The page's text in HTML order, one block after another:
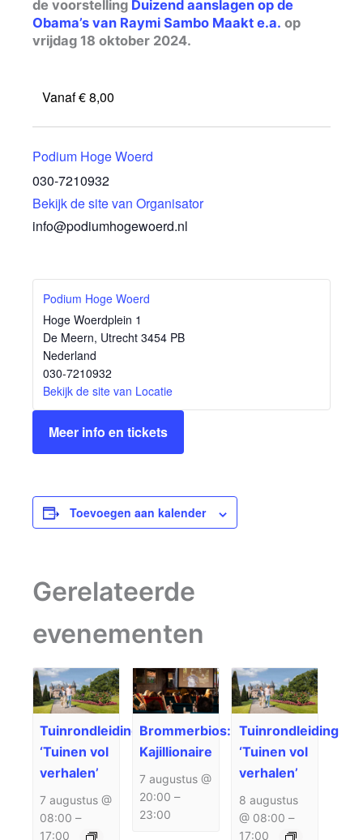
de voorstelling Duizend aanslagen op de
Obama’s van Raymi Sambo Maakt e.a. op
vrijdag 18 oktober 2024.
Vanaf € 8,00
Podium Hoge Woerd
030-7210932
Bekijk de site van Organisator
info@podiumhogewoerd.nl
Podium Hoge Woerd
Hoge Woerdplein 1
De Meern, Utrecht 3454 PB
Nederland
030-7210932
Bekijk de site van Locatie
Meer info en tickets
Toevoegen aan kalender
Gerelateerde
evenementen
Tuinrondleiding
‘Tuinen vol
verhalen’
7 augustus @
08:00 –
17:00
Brommerbios:
Kajillionaire
7 augustus @
20:00 –
23:00
Tuinrondleiding
‘Tuinen vol
verhalen’
8 augustus
@ 08:00 –
17:00